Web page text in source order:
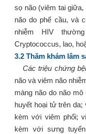
sọ não (viêm tai
não do phế cầu, và
nhiễm HIV
Cryptococcus, lao,
3.2 Thăm khám lâm
Các triệu chứng
não và viêm não
màng não do não
huyết hoại tử trên da;
kèm với viêm phổi;
kèm với sưng